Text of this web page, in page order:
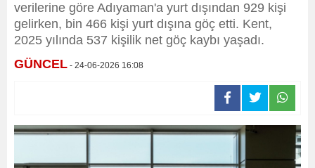
verilerine göre Adıyaman'a yurt dışından 929 kişi
gelirken, bin 466 kişi yurt dışına göç etti. Kent,
2025 yılında 537 kişilik net göç kaybı yaşadı.
GÜNCEL - 24-06-2026 16:08